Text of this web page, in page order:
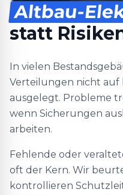
Altbau-
statt
In vielen
Verteilungen nicht
ausgelegt. Probleme
wenn Sicherungen
arbeiten.
Fehlende oder
oft der Kern. Wir
kontrollieren